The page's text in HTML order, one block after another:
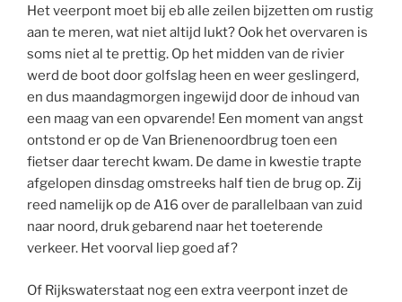
Het veerpont moet bij eb alle zeilen bijzetten om rustig
aan te meren, wat niet altijd lukt? Ook het overvaren is
soms niet al te prettig. Op het midden van de rivier
werd de boot door golfslag heen en weer geslingerd,
en dus maandagmorgen ingewijd door de inhoud van
een maag van een opvarende! Een moment van angst
ontstond er op de Van Brienenoordbrug toen een
fietser daar terecht kwam. De dame in kwestie trapte
afgelopen dinsdag omstreeks half tien de brug op. Zij
reed namelijk op de A16 over de parallelbaan van zuid
naar noord, druk gebarend naar het toeterende
verkeer. Het voorval liep goed af?
Of Rijkswaterstaat nog een extra veerpont inzet de